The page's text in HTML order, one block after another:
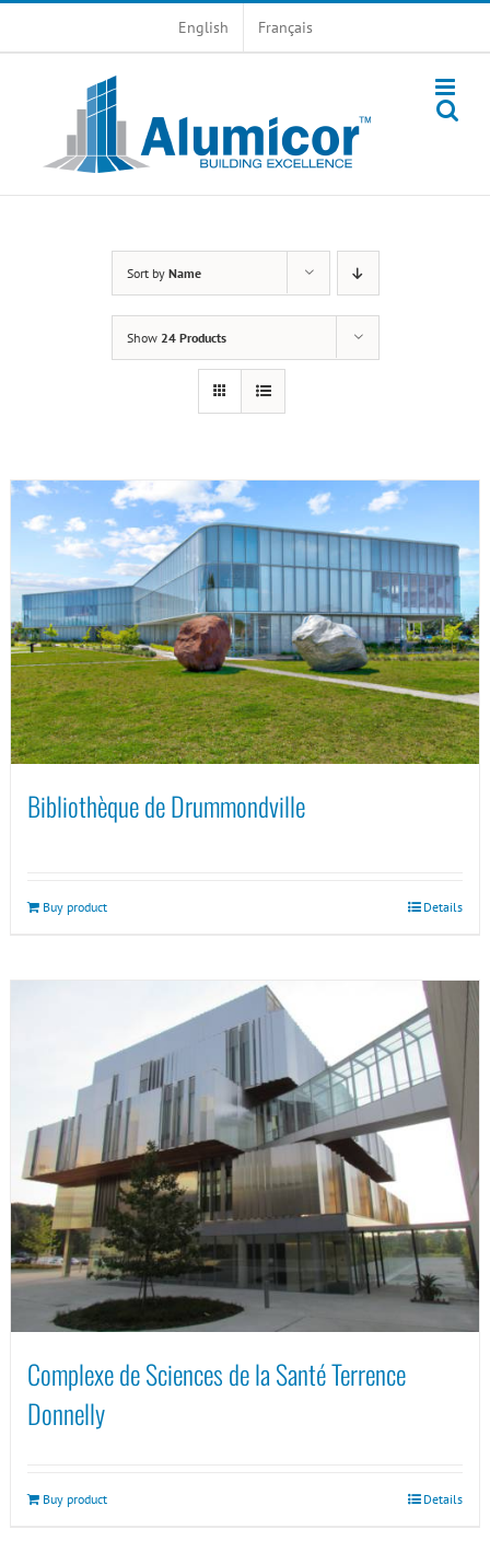
English Français
Sort by Name
Show 24 Products
Bibliothèque de Drummondville
Buy product Details
Complexe de Sciences de la Santé Terrence
Donnelly
Buy product Details